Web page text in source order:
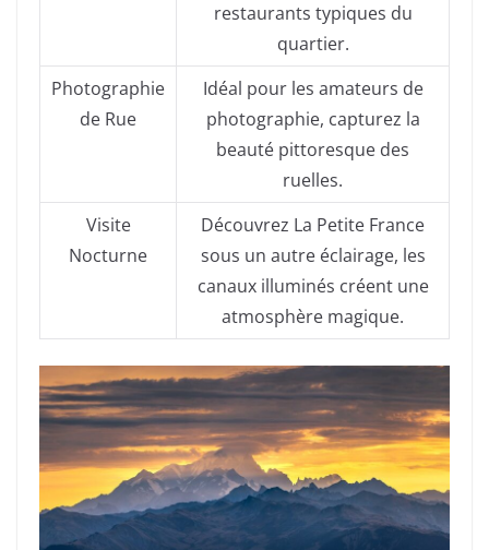
restaurants typiques du
quartier.
Photographie
de Rue
Idéal pour les amateurs de
photographie, capturez la
beauté pittoresque des
ruelles.
Visite
Nocturne
Découvrez La Petite France
sous un autre éclairage, les
canaux illuminés créent une
atmosphère magique.